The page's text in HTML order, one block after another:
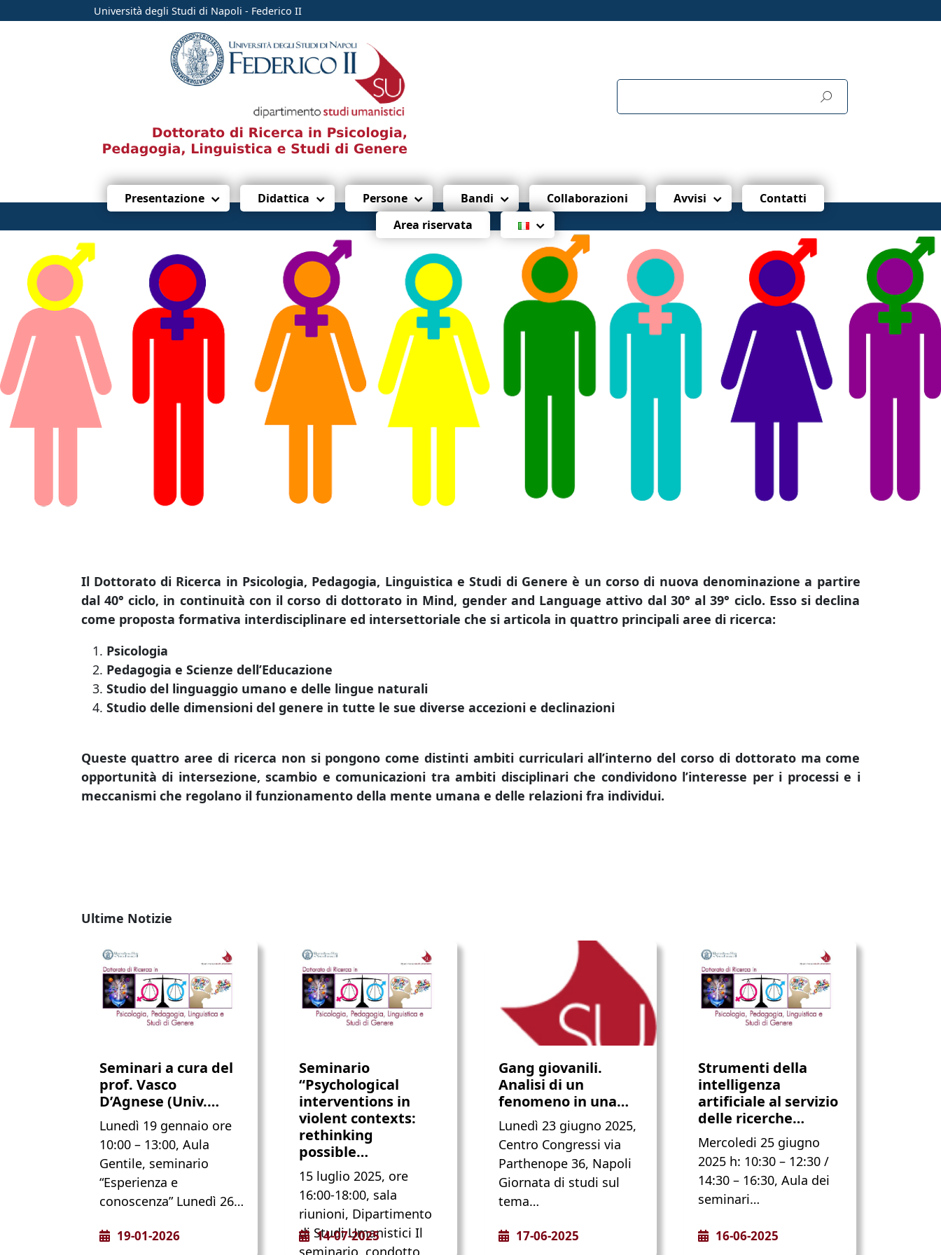
Università degli Studi di Napoli - Federico II
Presentazione Didattica Persone Bandi Collaborazioni Avvisi
Contatti
Area riservata
Il Dottorato di Ricerca in Psicologia, Pedagogia, Linguistica e Studi di Genere è un corso di nuova denominazione a partire
dal 40° ciclo, in continuità con il corso di dottorato in Mind, gender and Language attivo dal 30° al 39° ciclo. Esso si declina
come proposta formativa interdisciplinare ed intersettoriale che si articola in quattro principali aree di ricerca:
Psicologia
Pedagogia e Scienze dell’Educazione
Studio del linguaggio umano e delle lingue naturali
Studio delle dimensioni del genere in tutte le sue diverse accezioni e declinazioni
Queste quattro aree di ricerca non si pongono come distinti ambiti curriculari all’interno del corso di dottorato ma come
opportunità di intersezione, scambio e comunicazioni tra ambiti disciplinari che condividono l’interesse per i processi e i
meccanismi che regolano il funzionamento della mente umana e delle relazioni fra individui.
Ultime Notizie
Seminari a cura del
prof. Vasco
D’Agnese (Univ.…
Lunedì 19 gennaio ore
10:00 – 13:00, Aula
Gentile, seminario
“Esperienza e
conoscenza” Lunedì 26…
19-01-2026
Seminario
“Psychological
interventions in
violent contexts:
rethinking
possible…
15 luglio 2025, ore
16:00-18:00, sala
riunioni, Dipartimento
di Studi Umanistici Il
seminario, condotto
14-07-2025
Gang giovanili.
Analisi di un
fenomeno in una…
Lunedì 23 giugno 2025,
Centro Congressi via
Parthenope 36, Napoli
Giornata di studi sul
tema…
17-06-2025
Strumenti della
intelligenza
artificiale al servizio
delle ricerche…
Mercoledi 25 giugno
2025 h: 10:30 – 12:30 /
14:30 – 16:30, Aula dei
seminari…
16-06-2025